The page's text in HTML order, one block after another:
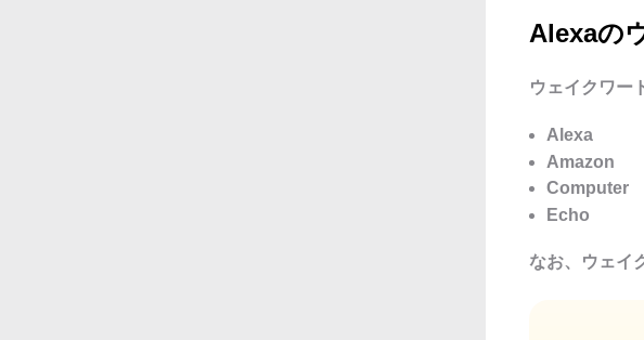
Alexaの
ウェイクワー
Alexa
Amazon
Computer
Echo
なお、ウェイ